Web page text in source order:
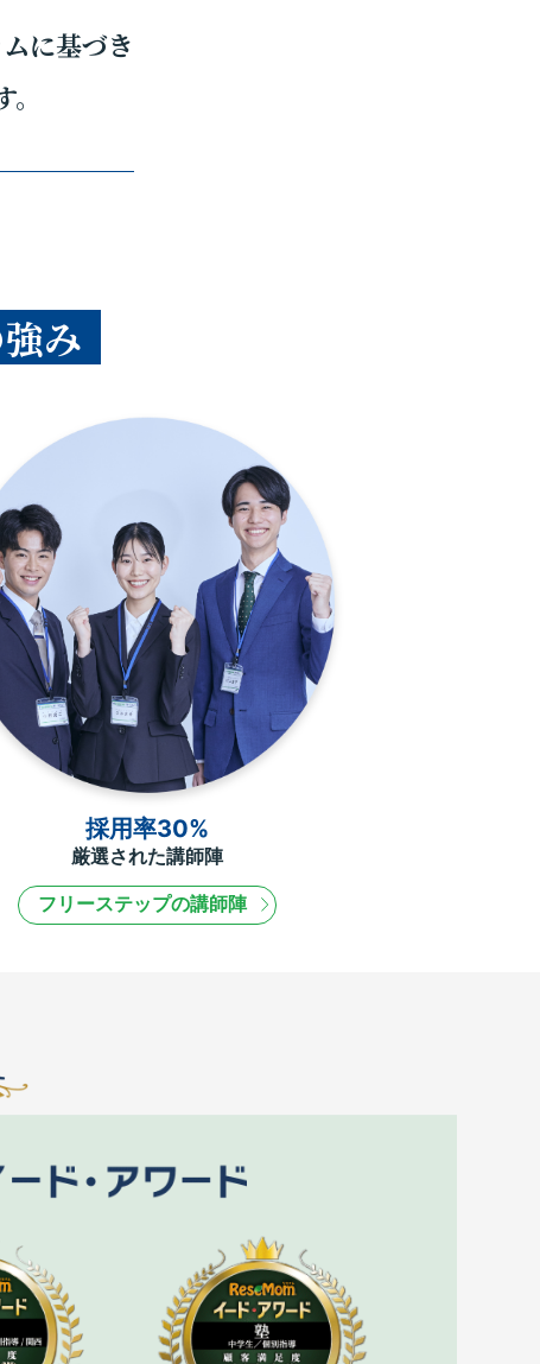
に基づき
み
採用率30%
厳選された講師陣
フリーステップの講師陣